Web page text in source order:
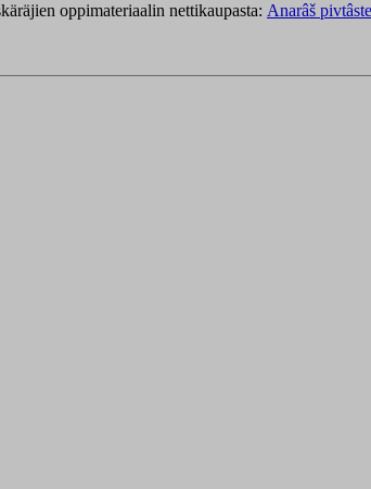
oppimateriaalin nettikaupasta: Anarâš